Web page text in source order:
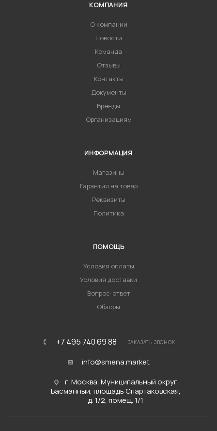
КОМПАНИЯ
О компании
Новости
Команда
Отзывы
Контакты
Документы
Бренды
Организациям
ИНФОРМАЦИЯ
Магазины
Гарантия на товар
Реквизиты
Политика
ПОМОЩЬ
Условия оплаты
Условия доставки
Вопрос-ответ
Обзоры
+7 495 740 69 88 ЗАКАЗАТЬ ЗВОНОК
info@smena.market
г. Москва, Муниципальный округ
Басманный, площадь Спартаковская,
д. 1/2, помещ. 1/1